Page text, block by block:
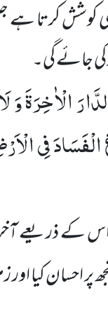
کوشش کرتا ہے
کی جائے گی۔
فِی
کے ذریعے
احسان کیا اور